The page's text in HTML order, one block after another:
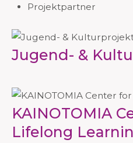
Projektpartner
Jugend- &
KAINOTOMIA
Lifelong